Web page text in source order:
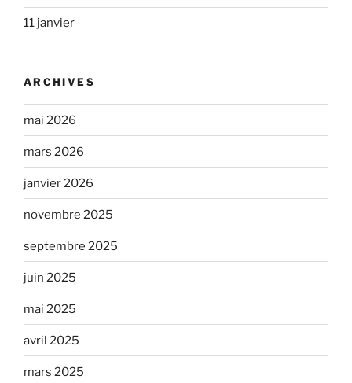
11 janvier
ARCHIVES
mai 2026
mars 2026
janvier 2026
novembre 2025
septembre 2025
juin 2025
mai 2025
avril 2025
mars 2025